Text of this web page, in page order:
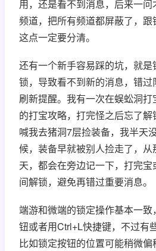
用，还是看不到消息，后来一
频道，把所有频道都屏蔽了，跟
这点一定要分清。
还有一个新手容易踩的坑，就
锁，导致看不到新的消息，错
刷新提醒。我有一次在蜈蚣洞
的打宝攻略，打完怪之后忘了
喊我去猪洞7层捡装备，我半天
候，装备早就被别人捡走了，
天，都会在旁边记一下，打完
间解锁，避免再错过重要消息。
端游和微端的锁定操作基本一
钮或者用Ctrl+L快捷键，不过有
比如锁定按钮的位置可能稍微